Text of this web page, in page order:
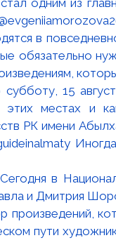
в
и Дмитрия
пути